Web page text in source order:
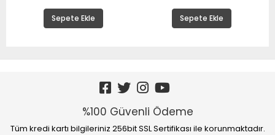
Sepete Ekle Sepete Ekle
%100 Güvenli Ödeme
Tüm kredi kartı bilgileriniz 256bit SSL Sertifikası ile korunmaktadır.